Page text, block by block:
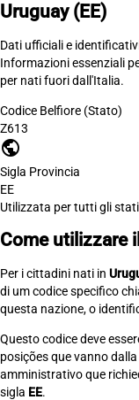
Uruguay (EE)
Dati ufficiali e
Informazioni essenziali
per nati fuori dall'Italia.
Codice Belfiore (Stato)
Z613
public
Sigla Provincia
EE
Utilizzata per tutti gli
Come utilizzare
Per i cittadini nati in
di um codice specifico
questa nazione, o
Questo codice deve
posições que vanno
amministrativo que
sigla EE.